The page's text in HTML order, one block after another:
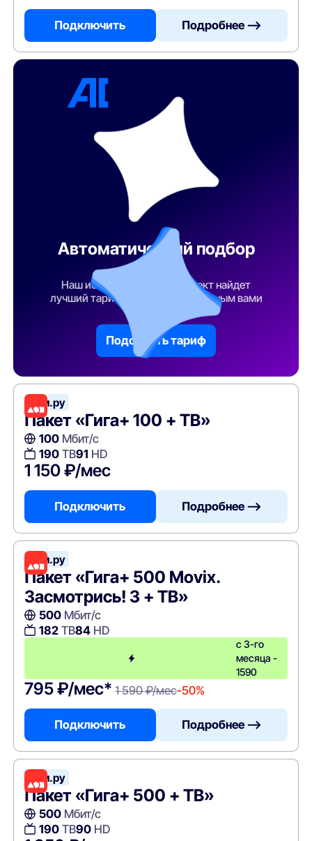
Подключить Подробнее —>
Автоматический подбор
тарифа
Наш искусственный интеллект найдет
лучший тарифный план по указанным вами
Подобрать тариф
Дом.ру
Пакет «Гига+ 100 + ТВ»
100Мбит/с
190ТВ91 HD
1 150 ₽/мес
Подключить Подробнее —>
Дом.ру
Пакет «Гига+ 500 Movix.
Засмотрись! 3 + ТВ»
500Мбит/с
182ТВ84HD
с 3-го
месяца -
1590
795 ₽/мес* 1 590 ₽/мес-50%
Подключить Подробнее —>
Дом.ру
Пакет «Гига+ 500 + ТВ»
500Мбит/с
190ТВ90HD